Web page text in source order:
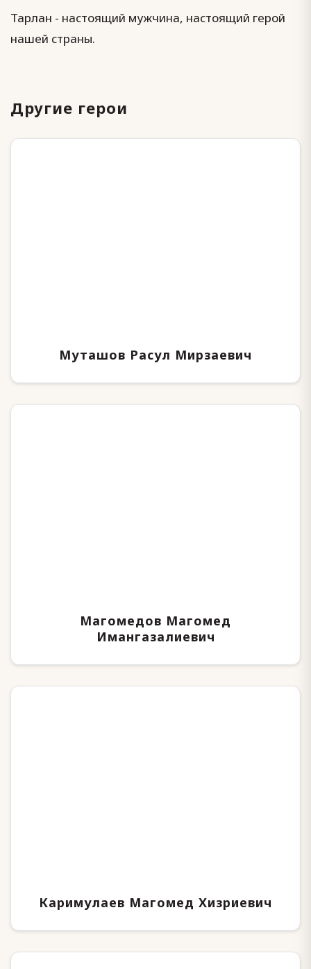
Тарлан - настоящий мужчина, настоящий герой
нашей страны.
Другие герои
Муташов Расул Мирзаевич
Магомедов Магомед
Имангазалиевич
Каримулаев Магомед Хизриевич